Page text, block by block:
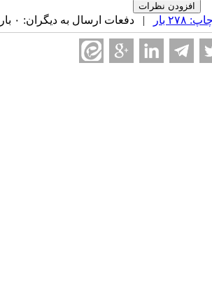
بار | دفعات ارسال به دیگران: ۰ بار |